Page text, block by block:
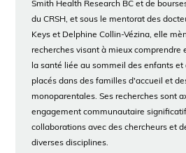
Smith Health Research BC et de
du CRSH, et sous le mentorat des
Keys et Delphine Collin-Vézina, elle
recherches visant à mieux comprendre
la santé liée au sommeil des enfants et
placés dans des familles d'accueil et
monoparentales. Ses recherches sont
engagement communautaire
collaborations avec des chercheurs et
diverses disciplines.